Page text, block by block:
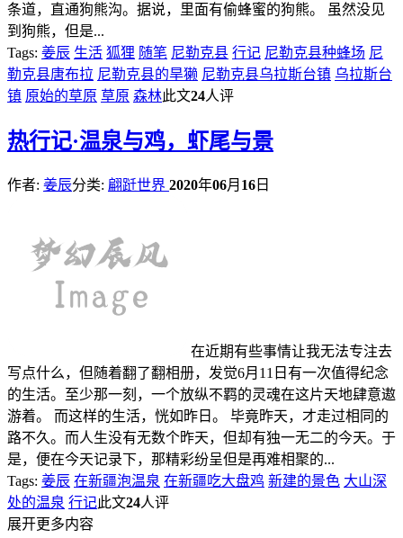
条道，直通狗熊沟。据说，里面有偷蜂蜜的狗熊。 虽然没见
到狗熊，但是...
Tags: 姜辰 生活 狐狸 随笔 尼勒克县 行记 尼勒克县种蜂场 尼
勒克县唐布拉 尼勒克县的旱獭 尼勒克县乌拉斯台镇 乌拉斯台
镇 原始的草原 草原 森林此文24人评
热行记·温泉与鸡，虾尾与景
作者: 姜辰分类: 翩跹世界 2020年06月 16 日
在近期有些事情让我无法专注去
写点什么，但随着翻了翻相册，发觉6月11日有一次值得纪念
的生活。至少那一刻，一个放纵不羁的灵魂在这片天地肆意遨
游着。 而这样的生活，恍如昨日。 毕竟昨天，才走过相同的
路不久。而人生没有无数个昨天，但却有独一无二的今天。于
是，便在今天记录下，那精彩纷呈但是再难相聚的...
Tags: 姜辰 在新疆泡温泉 在新疆吃大盘鸡 新建的景色 大山深
处的温泉 行记此文24人评
展开更多内容